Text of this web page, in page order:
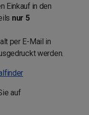
Einkauf in den
nur 5
per E-Mail in
werden.
auf